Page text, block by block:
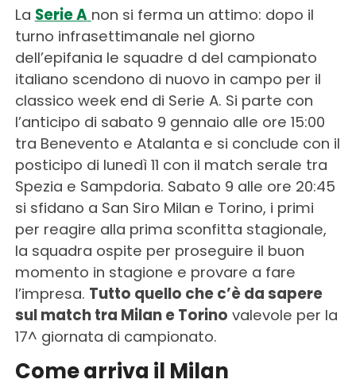
La Serie A non si ferma un attimo: dopo il
turno infrasettimanale nel giorno
dell’epifania le squadre d del campionato
italiano scendono di nuovo in campo per il
classico week end di Serie A. Si parte con
l’anticipo di sabato 9 gennaio alle ore 15:00
tra Benevento e Atalanta e si conclude con il
posticipo di lunedì 11 con il match serale tra
Spezia e Sampdoria. Sabato 9 alle ore 20:45
si sfidano a San Siro Milan e Torino, i primi
per reagire alla prima sconfitta stagionale,
la squadra ospite per proseguire il buon
momento in stagione e provare a fare
l’impresa. Tutto quello che c’è da sapere
sul match tra Milan e Torino valevole per la
17^ giornata di campionato.
Come arriva il Milan